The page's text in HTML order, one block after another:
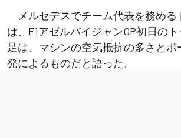
メルセデスでチーム代表を務める
は、F1アゼルバイジャンGP初日の
足は、マシンの空気抵抗の多さと
発によるものだと語った。